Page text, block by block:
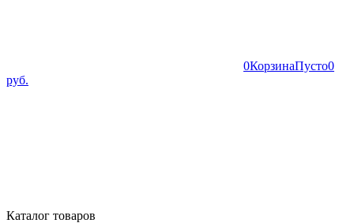
0КорзинаПусто0
руб.
Каталог товаров